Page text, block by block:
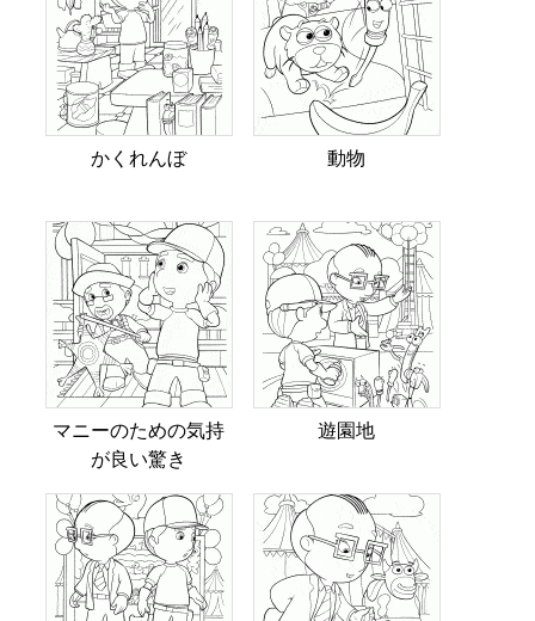
かくれんぼ 動物
マニーのための気持
が良い驚き
遊園地